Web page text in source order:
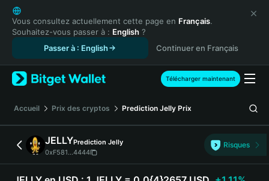
English
日本語
Tiếng Việt
Español (Latinoamérica)
Türkçe
Français
Deutsch
简体中文
繁體中文
Português (Portugal)
Vous consultez actuellement cette page en Français.
Souhaitez-vous passer à : English ?
Passer à : English
Continuer en Français
Télécharger maintenant
Accueil Prix des cryptos Prediction Jelly Prix
JELLYPrediction Jelly
0xF581...4444
Risques